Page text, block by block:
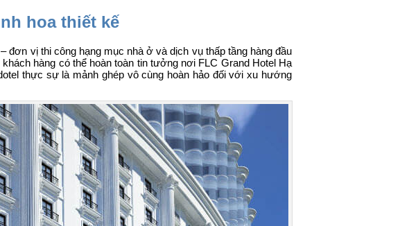
hoa thiết kế
–đơn vị thi công hạng mục nhà ở và dịch vụ thấp tầng hàng đầu
hàng có thể hoàn toàn tin tưởng nơi FLC Grand Hotel Hạ
thực sự là mảnh ghép vô cùng hoàn hảo đối với xu hướng